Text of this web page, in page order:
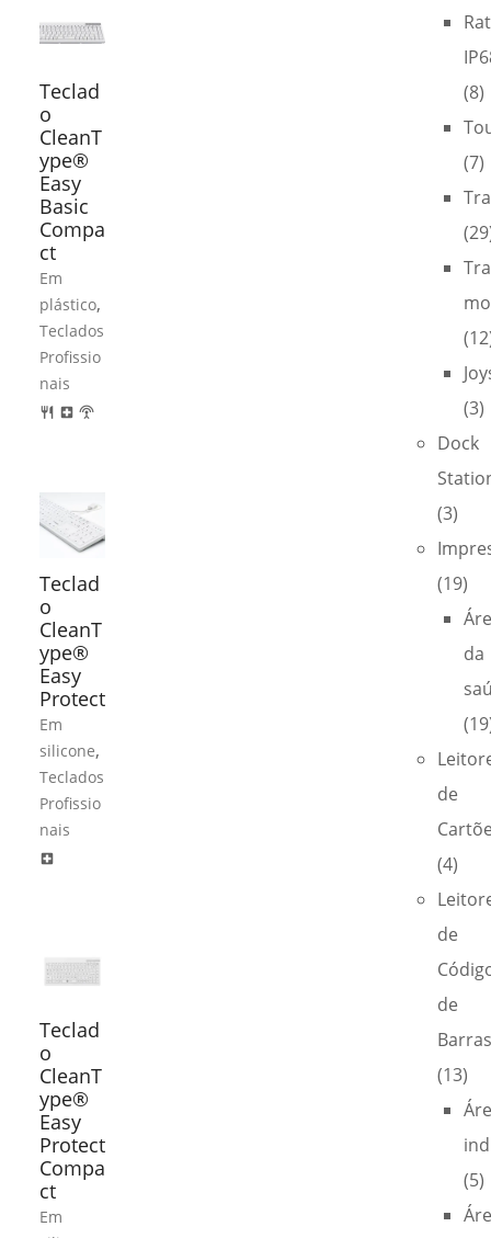
Teclad
o
CleanT
ype®
Easy
Basic
Compa
ct
Em
plástico,
Teclados
Profissio
nais
restaurant local_hospital settings_input_antenna
Teclad
o
CleanT
ype®
Easy
Protect
Em
silicone,
Teclados
Profissio
nais
local_hospital
Teclad
o
CleanT
ype®
Easy
Protect
Compa
ct
Em
(8)
(7)
(3)
Dock
(3)
(19)
da
de
(4)
de
de
Barras
(13)
(5)